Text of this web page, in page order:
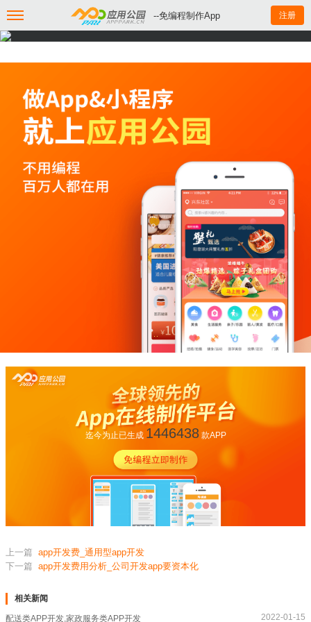
--免编程制作App 注册
迄今为止已生成 1446438款APP
上一篇 app开发费_通用型app开发
下一篇 app开发费用分析_公司开发app要资本化
相关新闻
配送类APP开发,家政服务类APP开发 2022-01-15